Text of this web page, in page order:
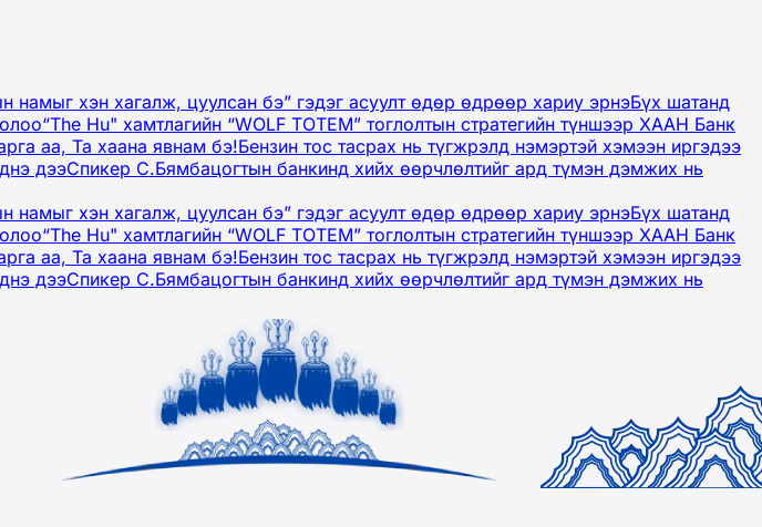
намыг хэн хагалж, цуулсан бэ” гэдэг асуулт өдөр өдрөөр хариу эрнэБүх шатанд
“The Hu" хамтлагийн “WOLF TOTEM” тоглолтын стратегийн түншээр ХААН Банк
аа, Та хаана явнам бэ!Бензин тос тасрах нь түгжрэлд нэмэртэй хэмээн иргэдээ
дээСпикер С.Бямбацогтын банкинд хийх өөрчлөлтийг ард түмэн дэмжих нь
намыг хэн хагалж, цуулсан бэ” гэдэг асуулт өдөр өдрөөр хариу эрнэБүх шатанд
“The Hu" хамтлагийн “WOLF TOTEM” тоглолтын стратегийн түншээр ХААН Банк
аа, Та хаана явнам бэ!Бензин тос тасрах нь түгжрэлд нэмэртэй хэмээн иргэдээ
дээСпикер С.Бямбацогтын банкинд хийх өөрчлөлтийг ард түмэн дэмжих нь